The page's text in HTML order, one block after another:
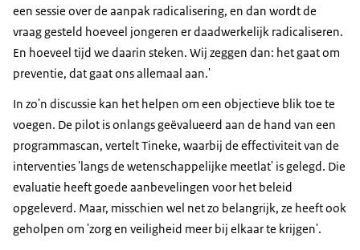
een sessie over de aanpak radicalisering, en dan wordt de
vraag gesteld hoeveel jongeren er daadwerkelijk radicaliseren.
En hoeveel tijd we daarin steken. Wij zeggen dan: het gaat om
preventie, dat gaat ons allemaal aan.'
In zo'n discussie kan het helpen om een objectieve blik toe te
voegen. De pilot is onlangs geëvalueerd aan de hand van een
programmascan, vertelt Tineke, waarbij de effectiviteit van de
interventies 'langs de wetenschappelijke meetlat' is gelegd. Die
evaluatie heeft goede aanbevelingen voor het beleid
opgeleverd. Maar, misschien wel net zo belangrijk, ze heeft ook
geholpen om 'zorg en veiligheid meer bij elkaar te krijgen'.